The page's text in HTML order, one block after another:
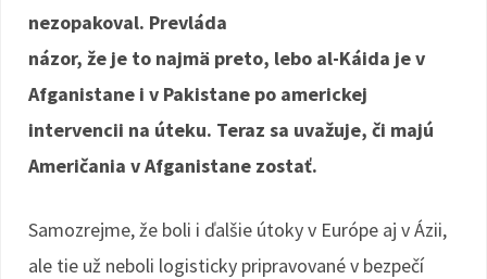
nezopakoval. Prevláda
názor, že je to najmä preto, lebo al-Káida je v
Afganistane i v Pakistane po americkej
intervencii na úteku. Teraz sa uvažuje, či majú
Američania v Afganistane zostať.
Samozrejme, že boli i ďalšie útoky v Európe aj v Ázii,
ale tie už neboli logisticky pripravované v bezpečí